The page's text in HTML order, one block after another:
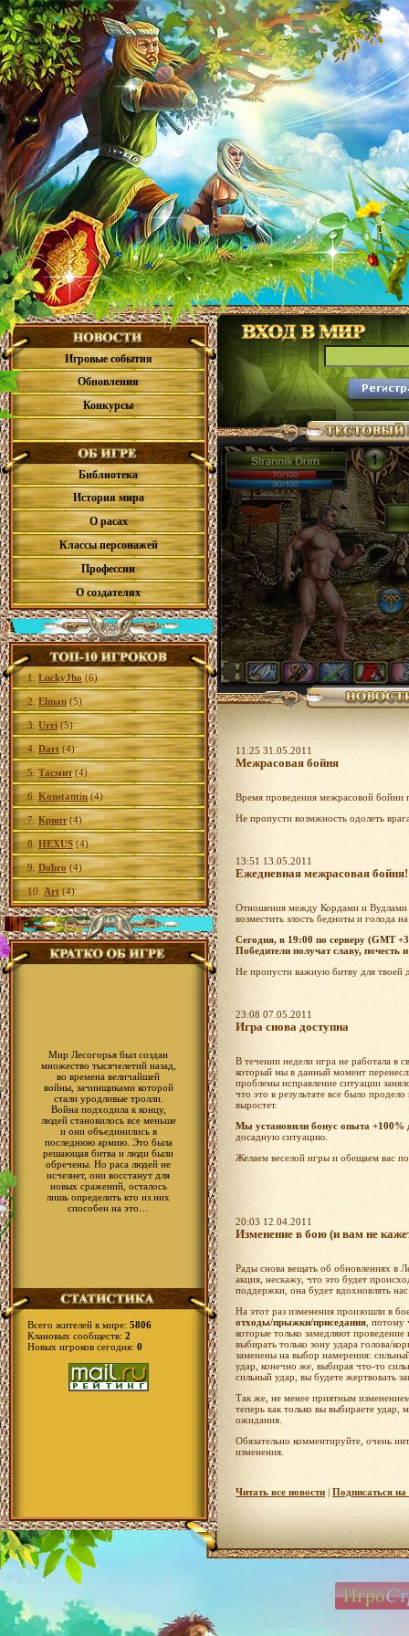
Игровые события
Обновления
Конкурсы
Библиотека
История мира
О расах
Классы персонажей
Профессии
О создателях
1. LuckyJho (6)
2. Elman(5)
3. Urri (5)
4. Dart (4)
5. Тасмит(4)
6. Konstantin(4)
7. Крипт(4)
8. HEXUS(4)
9. Dobro(4)
10. Art (4)
Мир Лесогорья был создан
множество тысячелетий назад,
во времена величайшей
войны, зачинщиками которой
стали уродливые тролли.
Война подходила к концу,
людей становилось все меньше
и они объединились в
последнюю армию. Это была
решающая битва и люди были
обречены. Но раса людей не
исчезнет, они восстанут для
новых сражений, осталось
лишь определить кто из них
способен на это…
Всего жителей в мире: 5806
Клановых сообществ: 2
Новых игроков сегодня: 0
11:25 31.05.2011
Межрасовая бойня
Время проведения межрасовой бойни
Не пропусти возмжность одолеть
13:51 13.05.2011
Ежедневная межрасовая бойня!
Отношения между Кордами и Вудлами
возместить злость бедноты и голода
Сегодня, в 19:00 по серверу (GMT
Победители получат славу, почесть
Не пропусти важную битву для твоей
23:08 07.05.2011
Игра снова доступна
В течении недели игра не работала в
который мы в данный момент
проблемы исправление ситуации
что это в результате все было
выростет.
Мы установили бонус опыта +100%
досадную ситуацию.
Желаем веселой игры и обещаем вас
20:03 12.04.2011
Изменение в бою (и вам не
Рады снова вещать об обновлениях в
акция, нескажу, что это будет
поддержки, она будет вдохновлять
На этот раз изменения произошли в
отходы/прыжки/приседания ,
которые только замедляют
выбирать только зону удара голова/
заменены на выбор намерения:
удар, конечно же, выбирая что-то
сильный удар, вы будете жертвовать
Так же, не менее приятным
теперь как только вы выбираете удар,
ожидания.
Обязательно комментируйте, очень
изменения.
Обсуждать
Читать все новости | Подписаться на